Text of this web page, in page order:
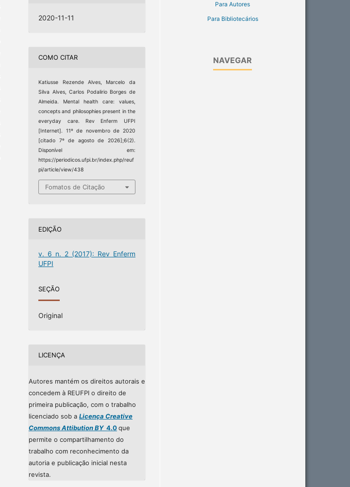
2020-11-11
COMO CITAR
Katiusse Rezende Alves, Marcelo da
Silva Alves, Carlos Podalirio Borges de
Almeida. Mental health care: values,
concepts and philosophies present in the
everyday care. Rev Enferm UFPI
[Internet]. 11º de novembro de 2020
[citado 7º de agosto de 2026];6(2).
Disponível em:
https://periodicos.ufpi.br/index.php/reuf
pi/article/view/438
Fomatos de Citação
EDIÇÃO
v. 6 n. 2 (2017): Rev Enferm
UFPI
SEÇÃO
Original
LICENÇA
Autores mantém os direitos autorais e
concedem à REUFPI o direito de
primeira publicação, com o trabalho
licenciado sob a Licença Creative
Commons Attibution BY4.0que
permite o compartilhamento do
trabalho com reconhecimento da
autoria e publicação inicial nesta
revista.
Para Autores
Para Bibliotecários
NAVEGAR